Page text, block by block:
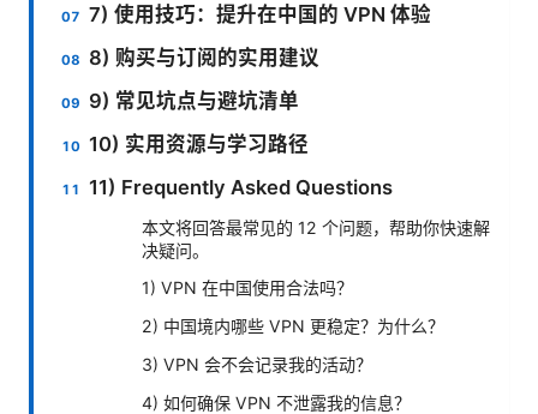
7) 使用技巧：提升在中国的 VPN 体验
8) 购买与订阅的实用建议
9) 常见坑点与避坑清单
10) 实用资源与学习路径
11) Frequently Asked Questions
本文将回答最常见的 12 个问题，帮助你快速解
决疑问。
1) VPN 在中国使用合法吗？
2) 中国境内哪些 VPN 更稳定？为什么？
3) VPN 会不会记录我的活动？
4) 如何确保 VPN 不泄露我的信息？